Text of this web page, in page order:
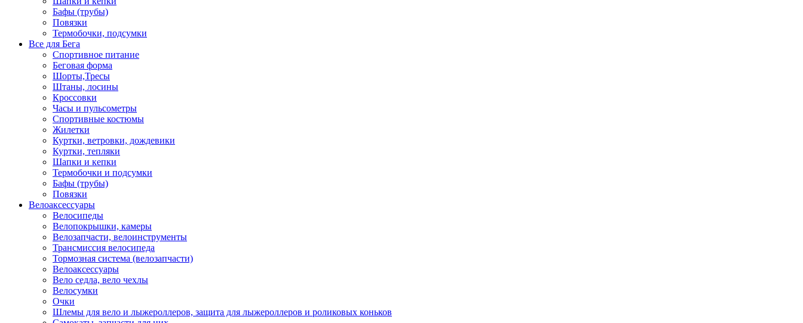
Бафы (трубы)
Повязки
Термобочки, подсумки
Все для Бега
Спортивное питание
Беговая форма
Шорты,Тресы
Штаны, лосины
Кроссовки
Часы и пульсометры
Спортивные костюмы
Жилетки
Куртки, ветровки, дождевики
Куртки, тепляки
Шапки и кепки
Термобочки и подсумки
Бафы (трубы)
Повязки
Велоаксессуары
Велосипеды
Велопокрышки, камеры
Велозапчасти, велоинструменты
Трансмиссия велосипеда
Тормозная система (велозапчасти)
Велоаксессуары
Вело седла, вело чехлы
Велосумки
Очки
Шлемы для вело и лыжероллеров, защита для лыжероллеров и роликовых коньков